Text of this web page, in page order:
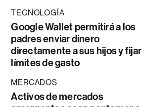
TECNOLOGÍA
Google Wallet permitirá a los
padres enviar dinero
directamente a sus hijos y fijar
límites de gasto
MERCADOS
Activos de mercados